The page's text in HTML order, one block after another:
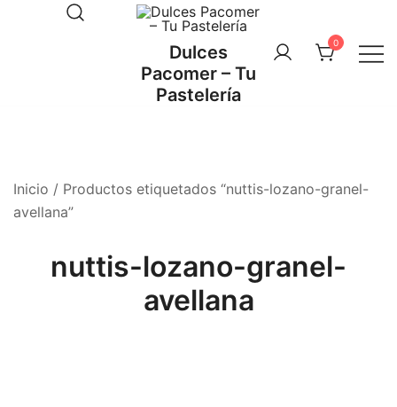
Dulces
Pacomer – Tu
Pastelería
0
Inicio / Productos etiquetados “nuttis-lozano-granel-
avellana”
nuttis-lozano-granel-
avellana